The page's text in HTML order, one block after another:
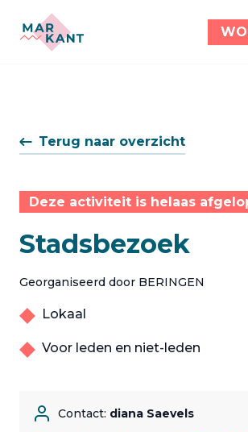
Terug naar overzicht
Deze activiteit is helaas
Stadsbezoek
Georganiseerd door BERINGEN
Lokaal
Voor leden en niet-leden
Contact: diana Saevels